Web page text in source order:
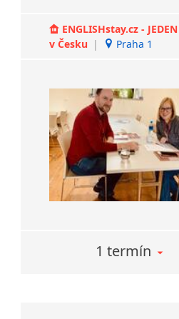
ENGLISHstay.cz -
v Česku | Praha 1
1 termín